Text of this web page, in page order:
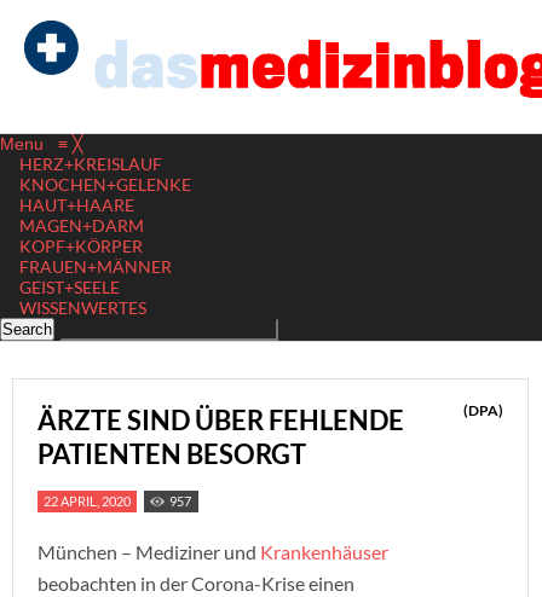
Menu ≡ ╳
HERZ+KREISLAUF
KNOCHEN+GELENKE
HAUT+HAARE
MAGEN+DARM
KOPF+KÖRPER
FRAUEN+MÄNNER
GEIST+SEELE
WISSENWERTES
ÄRZTE SIND ÜBER FEHLENDE
PATIENTEN BESORGT
(DPA)
22 APRIL, 2020 957
München – Mediziner und Krankenhäuser
beobachten in der Corona-Krise einen